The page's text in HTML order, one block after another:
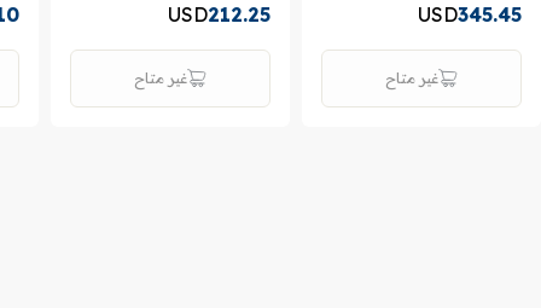
345.45
USD
غير متاح
212.25
USD
غير متاح